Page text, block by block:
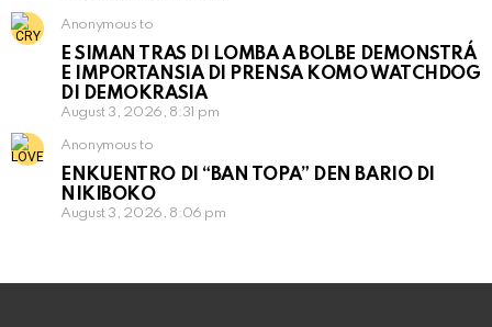
Anonymous to
E SIMAN TRAS DI LOMBA A BOLBE DEMONSTRÁ
E IMPORTANSIA DI PRENSA KOMO WATCHDOG
DI DEMOKRASIA
August 3, 2026, 8:31 pm
Anonymous to
ENKUENTRO DI “BAN TOPA” DEN BARIO DI
NIKIBOKO
August 3, 2026, 8:06 pm